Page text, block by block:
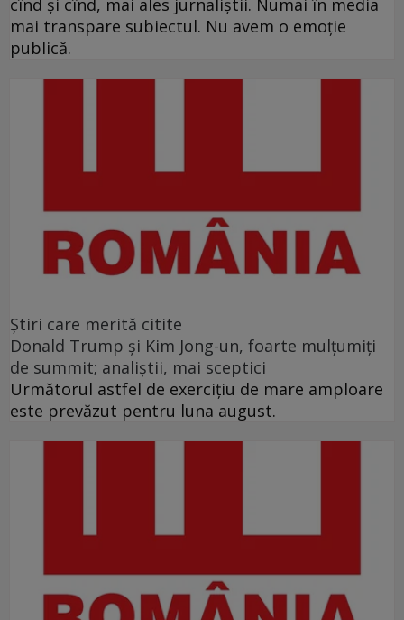
mai transpare subiectul. Nu avem o emoție
publică.
Ştiri care merită citite
Donald Trump şi Kim Jong-un, foarte mulţumiţi
de summit; analiştii, mai sceptici
Următorul astfel de exerciţiu de mare amploare
este prevăzut pentru luna august.